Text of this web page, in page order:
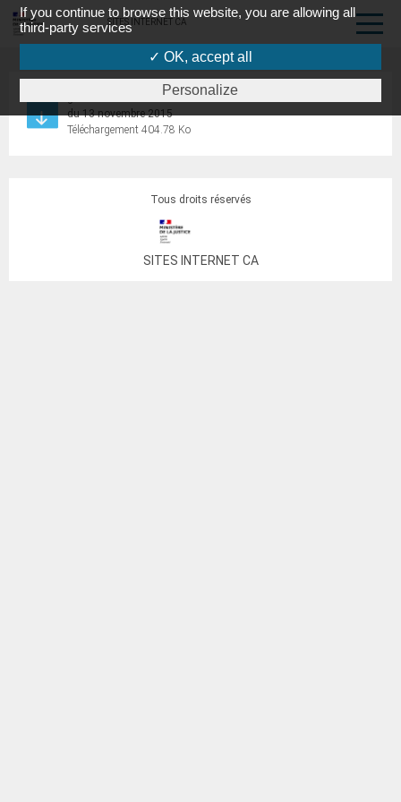
SITES INTERNET CA
guide sur l’indemnisation des victimes des attentats de Paris
du 13 novembre 2015
Téléchargement 404.78 Ko
SITES INTERNET CA
Tous droits réservés
If you continue to browse this website, you are allowing all
third-party services
✓ OK, accept all
Personalize